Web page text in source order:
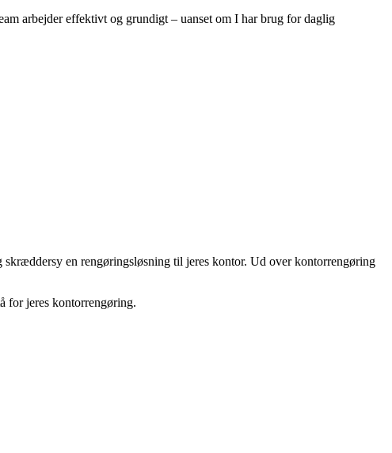
arbejder effektivt og grundigt – uanset om I har brug for daglig
en rengøringsløsning til jeres kontor. Ud over kontorrengøring
for jeres kontorrengøring.